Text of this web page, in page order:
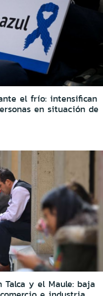
el frío: intensifican
en situación de
Talca y el Maule: baja